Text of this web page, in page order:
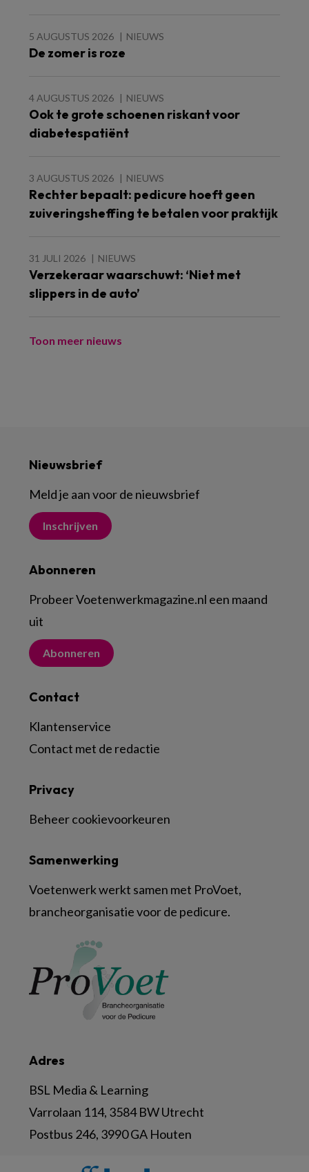
5 AUGUSTUS 2026 NIEUWS
De zomer is roze
4 AUGUSTUS 2026 NIEUWS
Ook te grote schoenen riskant voor
diabetespatiënt
3 AUGUSTUS 2026 NIEUWS
Rechter bepaalt: pedicure hoeft geen
zuiveringsheffing te betalen voor praktijk
31 JULI 2026 NIEUWS
Verzekeraar waarschuwt: ‘Niet met
slippers in de auto’
Toon meer nieuws
Nieuwsbrief
Meld je aan voor de nieuwsbrief
Inschrijven
Abonneren
Probeer Voetenwerkmagazine.nl een maand
uit
Abonneren
Contact
Klantenservice
Contact met de redactie
Adres
BSL Media & Learning
Varrolaan 114, 3584 BW Utrecht
Postbus 246, 3990 GA Houten
Samenwerking
Voetenwerk werkt samen met ProVoet,
brancheorganisatie voor de pedicure.
Privacy
Beheer cookievoorkeuren